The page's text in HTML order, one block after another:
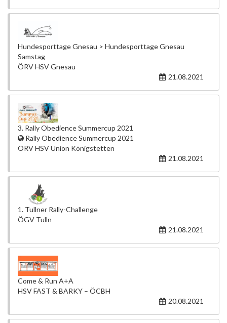
Hundesporttage Gnesau > Hundesporttage Gnesau
Samstag
ÖRV HSV Gnesau
21.08.2021
3. Rally Obedience Summercup 2021
Rally Obedience Summercup 2021
ÖRV HSV Union Königstetten
21.08.2021
1. Tullner Rally-Challenge
ÖGV Tulln
21.08.2021
Come & Run A+A
HSV FAST & BARKY – ÖCBH
20.08.2021